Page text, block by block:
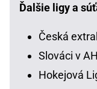
Ďalšie ligy a
Česká
Slováci v
Hokejová